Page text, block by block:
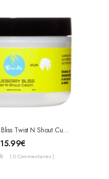
Curls Blueberry Bliss Twist N Shout Curl Cream 8oz
15.99€
( 0 Commentaires )